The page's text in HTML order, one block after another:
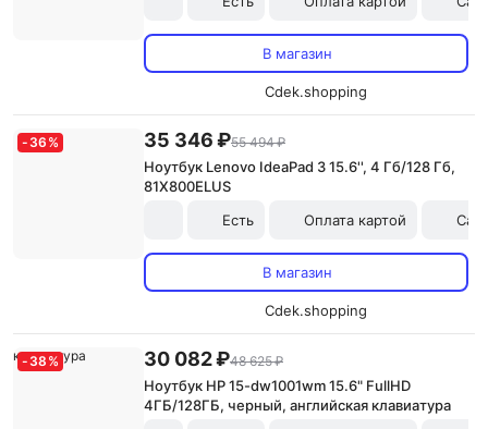
В магазин
Cdek.shopping
- 36 % 35 346 ₽55 494 ₽
Ноутбук Lenovo IdeaPad 3 15.6'', 4 Гб/128 Гб,
81X800ELUS
Есть
Оплата картой
В магазин
Cdek.shopping
- 38 % 30 082 ₽48 625 ₽
Ноутбук HP 15-dw1001wm 15.6" FullHD
4ГБ/128ГБ, черный, английская клавиатура